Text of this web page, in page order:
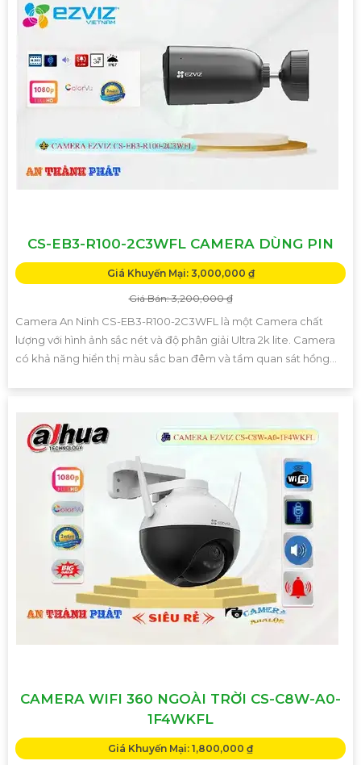
CS-EB3-R100-2C3WFL CAMERA DÙNG PIN
Giá Khuyến Mại: 3,000,000 ₫
Giá Bán: 3,200,000 ₫
Camera An Ninh CS-EB3-R100-2C3WFL là một Camera chất
lượng với hình ảnh sắc nét và độ phân giải Ultra 2k lite. Camera
có khả năng hiển thị màu sắc ban đêm và tầm quan sát hồng...
CAMERA WIFI 360 NGOÀI TRỜI CS-C8W-A0-
1F4WKFL
Giá Khuyến Mại: 1,800,000 ₫